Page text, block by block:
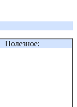
Полезное: